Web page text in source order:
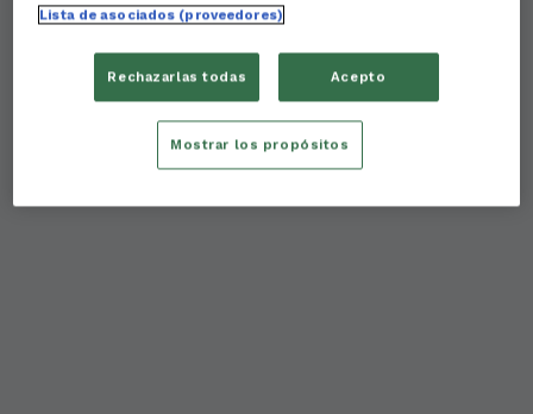
Lista de asociados (proveedores)
Rechazarlas todas Acepto
Mostrar los propósitos